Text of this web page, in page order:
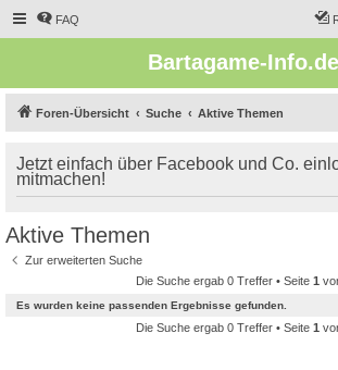
FAQ
Bartagame-Info.de
Foren-Übersicht Suche Aktive Themen
Jetzt einfach über Facebook und Co.
mitmachen!
Aktive Themen
Zur erweiterten Suche
Die Suche ergab 0 Treffer • Seite 1
Es wurden keine passenden Ergebnisse gefunden.
Die Suche ergab 0 Treffer • Seite 1